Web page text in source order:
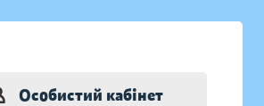
Особистий кабінет